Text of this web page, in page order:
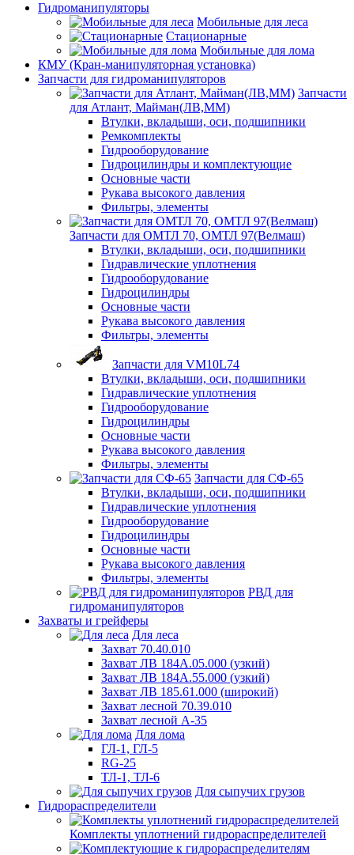
Гидроманипуляторы
Мобильные для леса
Стационарные
Мобильные для лома
КМУ (Кран-манипуляторная установка)
Запчасти для гидроманипуляторов
Запчасти
для Атлант, Майман(ЛВ,ММ)
Втулки, вкладыши, оси, подшипники
Ремкомплекты
Гидрооборудование
Гидроцилиндры и комплектующие
Основные части
Рукава высокого давления
Фильтры, элементы
Запчасти для ОМТЛ 70, ОМТЛ 97(Велмаш)
Втулки, вкладыши, оси, подшипники
Гидравлические уплотнения
Гидрооборудование
Гидроцилиндры
Основные части
Рукава высокого давления
Фильтры, элементы
Запчасти для VM10L74
Втулки, вкладыши, оси, подшипники
Гидравлические уплотнения
Гидрооборудование
Гидроцилиндры
Основные части
Рукава высокого давления
Фильтры, элементы
Запчасти для СФ-65
Втулки, вкладыши, оси, подшипники
Гидравлические уплотнения
Гидрооборудование
Гидроцилиндры
Основные части
Рукава высокого давления
Фильтры, элементы
РВД для
гидроманипуляторов
Захваты и грейферы
Для леса
Захват 70.40.010
Захват ЛВ 184А.05.000 (узкий)
Захват ЛВ 184А.55.000 (узкий)
Захват ЛВ 185.61.000 (широкий)
Захват лесной 70.39.010
Захват лесной А-35
Для лома
ГЛ-1, ГЛ-5
RG-25
ТЛ-1, ТЛ-6
Для сыпучих грузов
Гидрораспределители
Комплекты уплотнений гидрораспределителей